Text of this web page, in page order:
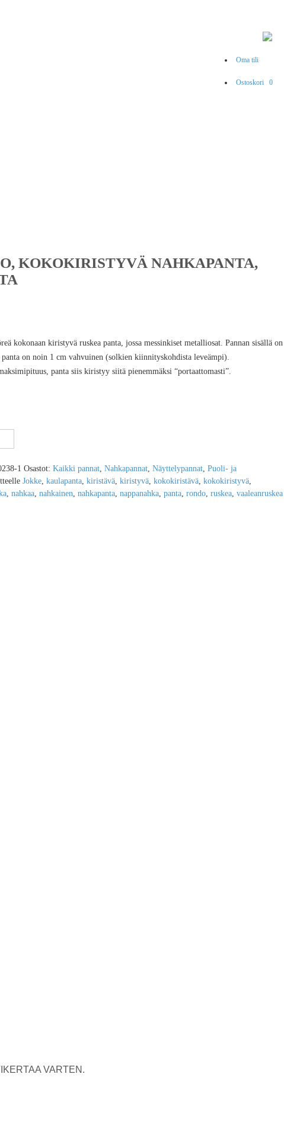
Oma tili
Ostoskori 0
KOKOKIRISTYVÄ NAHKAPANTA,
kokonaan kiristyvä ruskea panta, jossa messinkiset metalliosat. Pannan sisällä on
on noin 1 cm vahvuinen (solkien kiinnityskohdista leveämpi).
panta siis kiristyy siitä pienemmäksi “portaattomasti”.
1 Osastot: Kaikki pannat, Nahkapannat, Näyttelypannat, Puoli- ja
Jokke, kaulapanta, kiristävä, kiristyvä, kokokiristävä, kokokiristyvä,
, nahkaa, nahkainen nahkapanta, nappanahka, panta, rondo, ruskea, vaaleanruskea
VARTEN.